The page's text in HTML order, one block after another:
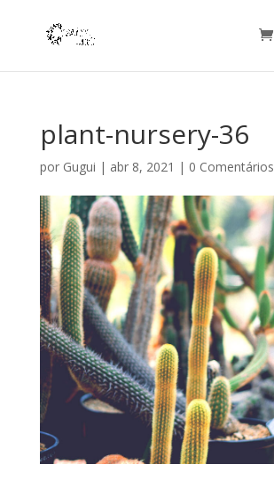
plant-nursery-36
por Gugui | abr 8, 2021 | 0 Comentários